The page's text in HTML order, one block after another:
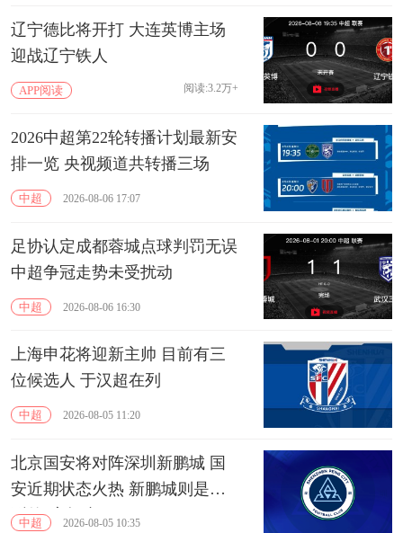
辽宁德比将开打 大连英博主场
迎战辽宁铁人
APP阅读 阅读:3.2万+
2026中超第22轮转播计划最新安
排一览 央视频道共转播三场
中超 2026-08-06 17:07
足协认定成都蓉城点球判罚无误
中超争冠走势未受扰动
中超 2026-08-06 16:30
上海申花将迎新主帅 目前有三
位候选人 于汉超在列
中超 2026-08-05 11:20
北京国安将对阵深圳新鹏城 国
安近期状态火热 新鹏城则是典
型的“客场虫”
中超 2026-08-05 10:35